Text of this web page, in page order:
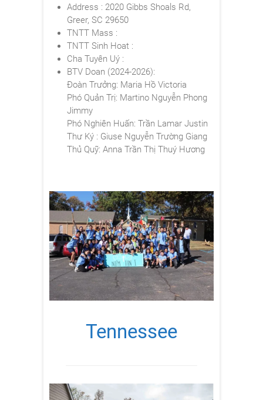
Address : 2020 Gibbs Shoals Rd,
Greer, SC 29650
TNTT Mass :
TNTT Sinh Hoat :
Cha Tuyên Uý :
BTV Doan (2024-2026):
Đoàn Trưởng: Maria Hồ Victoria
Phó Quản Trị: Martino Nguyễn Phong
Jimmy
Phó Nghiên Huấn: Trần Lamar Justin
Thư Ký : Giuse Nguyễn Trường Giang
Thủ Quỹ: Anna Trần Thị Thuý Hương
Tennessee